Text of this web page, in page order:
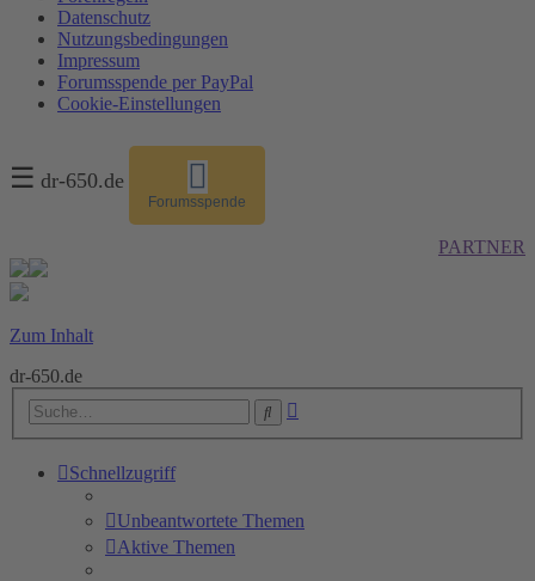
Datenschutz
Nutzungsbedingungen
Impressum
Forumsspende per PayPal
Cookie-Einstellungen
☰ dr-650.de
Forumsspende
PARTNER
Zum Inhalt
dr-650.de
Suche
Schnellzugriff
Unbeantwortete Themen
Aktive Themen